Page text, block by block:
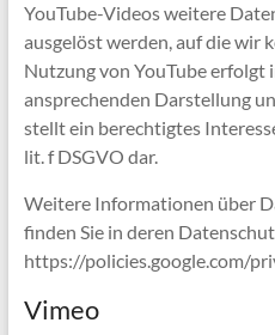
YouTube-Videos weitere
ausgelöst werden, auf die wir
Nutzung von YouTube erfolgt
ansprechenden Darstellung
stellt ein berechtigtes
lit. f DSGVO dar.
Weitere Informationen über
finden Sie in deren
https://policies.google.com/
Vimeo